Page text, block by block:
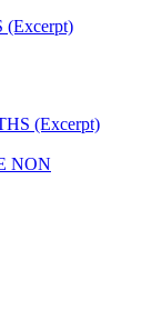
(Excerpt)
NON